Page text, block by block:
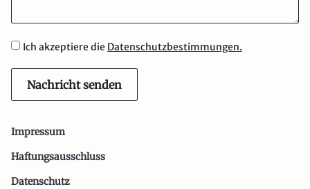
Ich akzeptiere die Datenschutzbestimmungen.
Nachricht senden
Impressum
Haftungsausschluss
Datenschutz